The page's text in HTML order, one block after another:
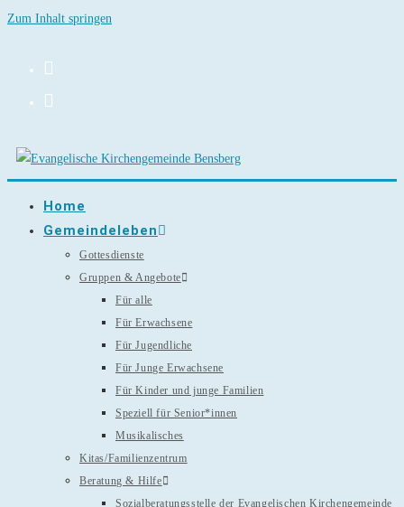
Zum Inhalt springen
Home
Gemeindeleben
Gottesdienste
Gruppen & Angebote
Für alle
Für Erwachsene
Für Jugendliche
Für Junge Erwachsene
Für Kinder und junge Familien
Speziell für Senior*innen
Musikalisches
Kitas/Familienzentrum
Beratung & Hilfe
Sozialberatungsstelle der Evangelischen Kirchengemeinde